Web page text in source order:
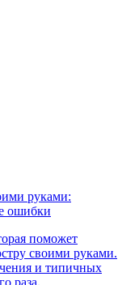
руками:
ошибки
поможет
своими руками.
и типичных
раза.